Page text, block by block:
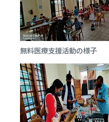
無料医療支援活動の様子